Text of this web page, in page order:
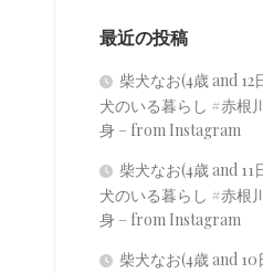
最近の投稿
柴犬なお(4歳 and
犬のいる暮らし #赤根
身 – from Instagram
柴犬なお(4歳 and
犬のいる暮らし #赤根
身 – from Instagram
柴犬なお(4歳 and